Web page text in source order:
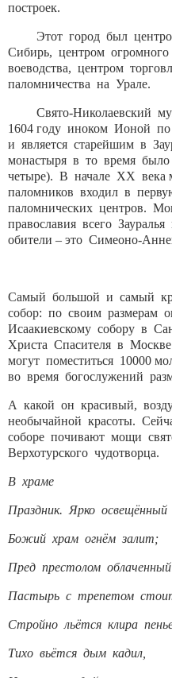
построек.
Этот город был
Сибирь, центром огромного
воеводства, центром
паломничества на Урале.
Свято-Николаевский
1604 году иноком Ионой
и является старейшим в
монастыря в то время
четыре). В начале XX века
паломников входил в
паломнических центров.
православия всего
обители – это Симеоно-
Самый большой и самый
собор: по своим размерам
Исаакиевскому собору в
Христа Спасителя в
могут поместиться 10000
во время богослужений
А какой он красивый,
необычайной красоты.
соборе почивают мощи
Верхотурского чудотворца.
В храме
Праздник. Ярко освещённый
Божий храм огнём залит;
Пред престолом облаченный
Пастырь с трепетом
Стройно льётся клира
Тихо вьётся дым кадил,